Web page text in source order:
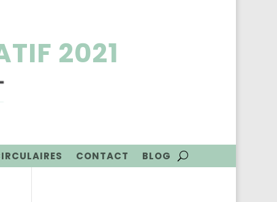
2021
CONTACT BLOG